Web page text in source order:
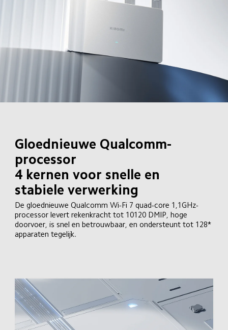
Gloednieuwe Qualcomm-
processor
4 kernen voor snelle en
stabiele verwerking
De gloednieuwe Qualcomm Wi-Fi 7 quad-core 1,1GHz-
processor levert rekenkracht tot 10120 DMIP, hoge
doorvoer, is snel en betrouwbaar, en ondersteunt tot 128*
apparaten tegelijk.